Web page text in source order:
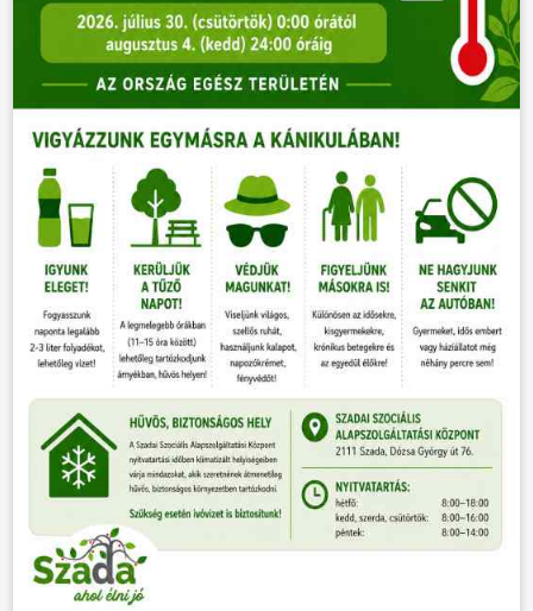
KÖZÖSSÉG
HÍREK
VÁLASZTÁSOK